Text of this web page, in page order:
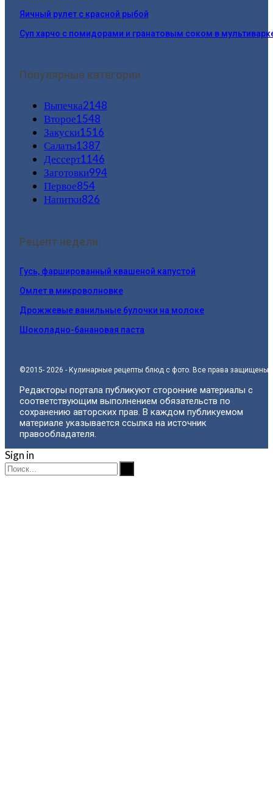
Яичный рулет с красной рыбой
Суп харчо с помидорами и гранатовым соком в
Популярные категории
Выпечка2148
Второе1548
Закуски1516
Салаты1387
Дессерт1146
Заготовки994
Первое854
Напитки826
Рецепт недели:
Гусь, фаршированный квашеной капустой
Омлет в микроволновке
Дрожжевые ванильные булочки на молоке
Шоколадно-банановая паста
©2015- 2026 - Кулинарные рецепты блюд с фото. Все права защищены.
Редакторы портала публикуют сторонние материалы с
соответствующим выполнением обязательств по
сохранению авторских прав. В каждом публикуемом
материале указывается ссылка на источник
правообладателя.
Sign in